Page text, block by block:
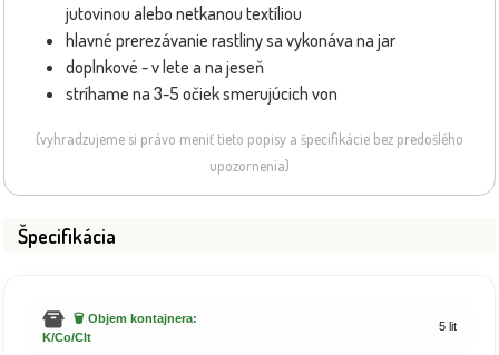
jutovinou alebo netkanou textíliou
hlavné prerezávanie rastliny sa vykonáva na jar
doplnkové - v lete a na jeseň
stríhame na 3-5 očiek smerujúcich von
(vyhradzujeme si právo meniť tieto popisy a špecifikácie bez predošlého
upozornenia)
Špecifikácia
🗑️ Objem kontajnera:
K/Co/Clt
5 lit